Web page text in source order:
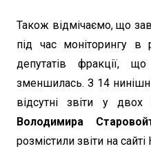
Також відмічаємо, що
під час моніторингу в
депутатів фракції,
зменшилась. З 14
відсутні звіти у
Володимира
розмістили звіти на